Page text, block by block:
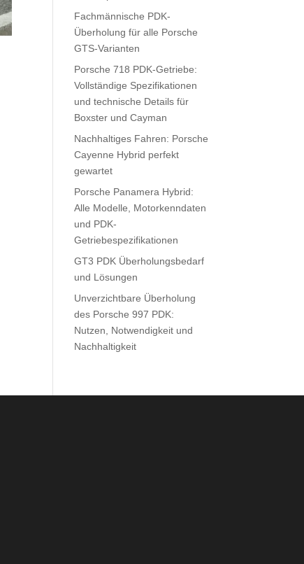
Fachmännische PDK-
Überholung für alle Porsche
GTS-Varianten
Porsche 718 PDK-Getriebe:
Vollständige Spezifikationen
und technische Details für
Boxster und Cayman
Nachhaltiges Fahren: Porsche
Cayenne Hybrid perfekt
gewartet
Porsche Panamera Hybrid:
Alle Modelle, Motorkenndaten
und PDK-
Getriebespezifikationen
GT3 PDK Überholungsbedarf
und Lösungen
Unverzichtbare Überholung
des Porsche 997 PDK:
Nutzen, Notwendigkeit und
Nachhaltigkeit